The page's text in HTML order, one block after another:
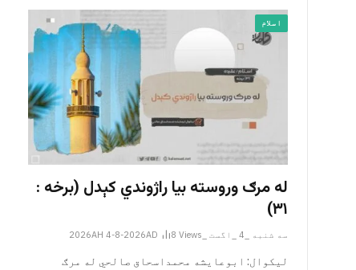
اسلام
له مرګ وروسته بیا راژوندي کېدل (برخه :
۳۱)
سه شنبه _4 _اگست _2026AH 4-8-2026AD 8 Views
لیکوال: ابوعایشه محمداسحاق صالحي له مرګ